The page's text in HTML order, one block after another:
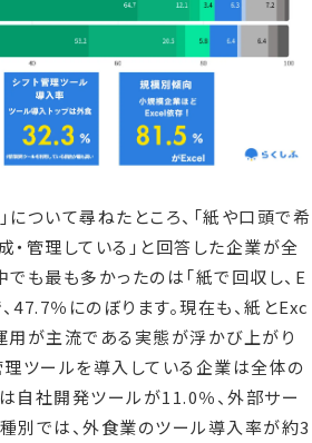
について尋ねたところ、「紙や口頭で希
管理している」と回答した企業が全
も最も多かったのは「紙で回収し、E
47.7％にのぼります。現在も、紙とExc
が主流である実態が浮かび上がり
理ツールを導入している企業は全体の
自社開発ツールが11.0％、外部サー
別では、外食業のツール導入率が約3